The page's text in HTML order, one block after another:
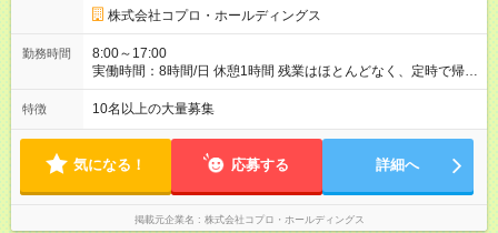
株式会社コプロ・ホールディングス
勤務時間
8:00～17:00
実働時間：8時間/日 休憩1時間 残業はほとんどなく、定時で帰れ
る日が多い働き方です。 毎日の業務は進捗管理や事務が中心な
ので、 「今日やるべき仕事」が終われば、自然と区切りをつけ
方を大切にしています。
特徴 10名以上の大量募集
気になる！ 応募する 詳細へ
掲載元企業名 株式会社コプロ・ホールディングス